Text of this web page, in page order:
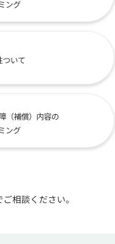
ング
ついて
（補償）内容の
ング
相談ください。